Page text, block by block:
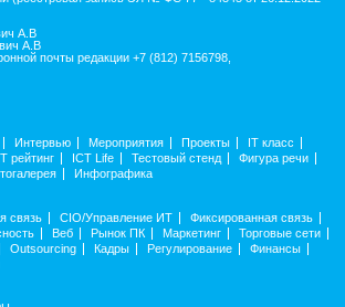
А.В
А.В
почты редакции +7 (812) 7156798,
Интервью Мероприятия Проекты
IT класс
рейтинг ICT Life Тестовый стенд
Фигура речи
Инфографика
связь CIO/Управление ИТ
Фиксированная связь
Веб Рынок ПК Маркетинг
Торговые сети
Outsourcing Кадры Регулирование
Финансы